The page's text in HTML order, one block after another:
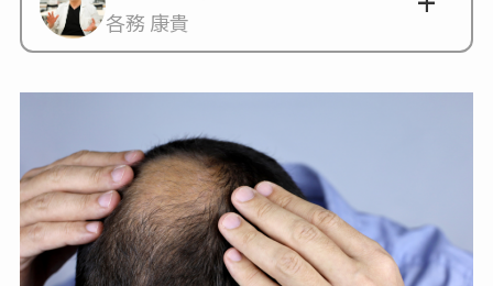
各務 康貴